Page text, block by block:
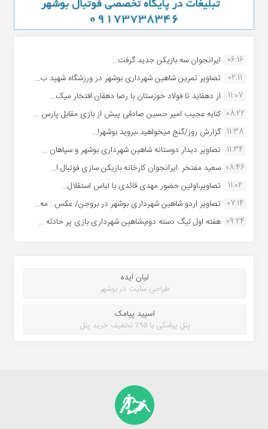
06:16 ایرانجوان سه بازیکن جدید گرفت...
02:11
تصاویر تمرین شاهین شهردارى بوشهر در ورزشگاه شهید ب...
11:07
از دهقاید تا فولاد خوزستان با رضا دهقان:افتخار میک...
08:22 کنایه عجیب امیر حسین صادقی پیش از بازی مقابل پارس ...
11:38 گزارش روز/گنج میخواهید ،بروید بوشهر!...
11:34 تصاویر دیدار دوستانه شاهین شهردارى بوشهر و سپاهان ...
08:46 سعید مفتخر :ایرانجوان کارخانه بازیکن سازی فوتبال ا...
11:02
تصاویر،اولین حضور مهدی قائدی با لباس استقلال...
07:14 تصاویر اردو شاهین شهرداری بوشهر در بروجن/ عکس : مه...
09:24 هفته اول لیگ دسته دوم،شاهین شهرداری بازی پر حادثه ...
لیان ایده
طراحی سایت در بوشهر
اسپید پیامک
پنل پیامکی با ۹۵٪ تخفیف خرید پنل